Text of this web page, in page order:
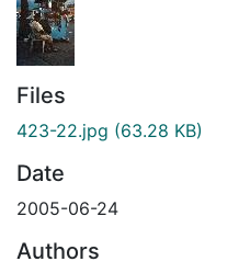
Files
423-22.jpg (63.28 KB)
Date
2005-06-24
Authors